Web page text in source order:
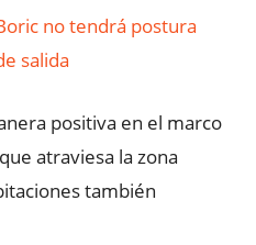
no tendrá postura
salida
positiva en el marco
atraviesa la zona
también